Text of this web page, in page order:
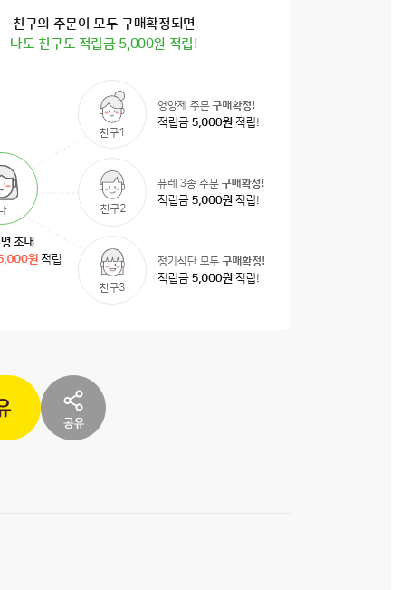
친구의 주문이 모두 구매확정되면
나도 친구도 적립금 5,000원 적립!